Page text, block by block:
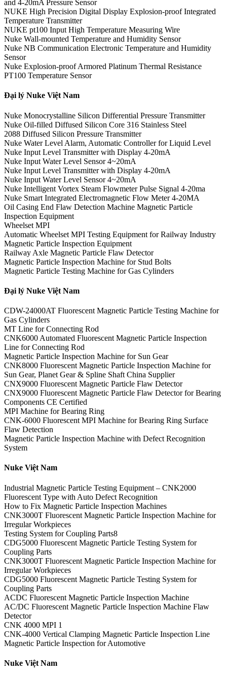
and 4-20mA Pressure Sensor
NUKE High Precision Digital Display Explosion-proof Integrated
Temperature Transmitter
NUKE pt100 Input High Temperature Measuring Wire
Nuke Wall-mounted Temperature and Humidity Sensor
Nuke NB Communication Electronic Temperature and Humidity
Sensor
Nuke Explosion-proof Armored Platinum Thermal Resistance
PT100 Temperature Sensor
Đại lý Nuke Việt Nam
Nuke Monocrystalline Silicon Differential Pressure Transmitter
Nuke Oil-filled Diffused Silicon Core 316 Stainless Steel
2088 Diffused Silicon Pressure Transmitter
Nuke Water Level Alarm, Automatic Controller for Liquid Level
Nuke Input Level Transmitter with Display 4-20mA
Nuke Input Water Level Sensor 4~20mA
Nuke Input Level Transmitter with Display 4-20mA
Nuke Input Water Level Sensor 4~20mA
Nuke Intelligent Vortex Steam Flowmeter Pulse Signal 4-20ma
Nuke Smart Integrated Electromagnetic Flow Meter 4-20MA
Oil Casing End Flaw Detection Machine Magnetic Particle
Inspection Equipment
Wheelset MPI
Automatic Wheelset MPI Testing Equipment for Railway Industry
Magnetic Particle Inspection Equipment
Railway Axle Magnetic Particle Flaw Detector
Magnetic Particle Inspection Machine for Stud Bolts
Magnetic Particle Testing Machine for Gas Cylinders
Đại lý Nuke Việt Nam
CDW-24000AT Fluorescent Magnetic Particle Testing Machine for
Gas Cylinders
MT Line for Connecting Rod
CNK6000 Automated Fluorescent Magnetic Particle Inspection
Line for Connecting Rod
Magnetic Particle Inspection Machine for Sun Gear
CNK8000 Fluorescent Magnetic Particle Inspection Machine for
Sun Gear, Planet Gear & Spline Shaft China Supplier
CNX9000 Fluorescent Magnetic Particle Flaw Detector
CNX9000 Fluorescent Magnetic Particle Flaw Detector for Bearing
Components CE Certified
MPI Machine for Bearing Ring
CNK-6000 Fluorescent MPI Machine for Bearing Ring Surface
Flaw Detection
Magnetic Particle Inspection Machine with Defect Recognition
System
Nuke Việt Nam
Industrial Magnetic Particle Testing Equipment – CNK2000
Fluorescent Type with Auto Defect Recognition
How to Fix Magnetic Particle Inspection Machines
CNK3000T Fluorescent Magnetic Particle Inspection Machine for
Irregular Workpieces
Testing System for Coupling Parts8
CDG5000 Fluorescent Magnetic Particle Testing System for
Coupling Parts
CNK3000T Fluorescent Magnetic Particle Inspection Machine for
Irregular Workpieces
CDG5000 Fluorescent Magnetic Particle Testing System for
Coupling Parts
ACDC Fluorescent Magnetic Particle Inspection Machine
AC/DC Fluorescent Magnetic Particle Inspection Machine Flaw
Detector
CNK 4000 MPI 1
CNK-4000 Vertical Clamping Magnetic Particle Inspection Line
Magnetic Particle Inspection for Automotive
Nuke Việt Nam